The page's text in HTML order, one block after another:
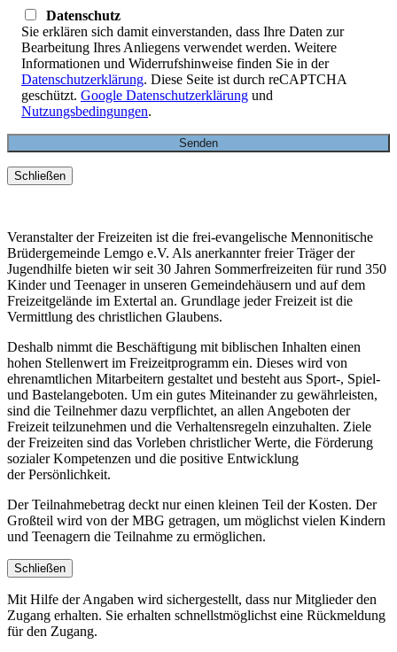
Datenschutz
Sie erklären sich damit einverstanden, dass Ihre Daten zur
Bearbeitung Ihres Anliegens verwendet werden. Weitere
Informationen und Widerrufshinweise finden Sie in der
Datenschutzerklärung. Diese Seite ist durch reCAPTCHA
geschützt. Google Datenschutzerklärung und
Nutzungsbedingungen.
Schließen
Veranstalter der Freizeiten ist die frei-evangelische Mennonitische
Brüdergemeinde Lemgo e.V. Als anerkannter freier Träger der
Jugendhilfe bieten wir seit 30 Jahren Sommerfreizeiten für rund 350
Kinder und Teenager in unseren Gemeindehäusern und auf dem
Freizeitgelände im Extertal an. Grundlage jeder Freizeit ist die
Vermittlung des christlichen Glaubens.
Deshalb nimmt die Beschäftigung mit biblischen Inhalten einen
hohen Stellenwert im Freizeitprogramm ein. Dieses wird von
ehrenamtlichen Mitarbeitern gestaltet und besteht aus Sport-, Spiel-
und Bastelangeboten. Um ein gutes Miteinander zu gewährleisten,
sind die Teilnehmer dazu verpflichtet, an allen Angeboten der
Freizeit teilzunehmen und die Verhaltensregeln einzuhalten. Ziele
der Freizeiten sind das Vorleben christlicher Werte, die Förderung
sozialer Kompetenzen und die positive Entwicklung
der Persönlichkeit.
Der Teilnahmebetrag deckt nur einen kleinen Teil der Kosten. Der
Großteil wird von der MBG getragen, um möglichst vielen Kindern
und Teenagern die Teilnahme zu ermöglichen.
Schließen
Mit Hilfe der Angaben wird sichergestellt, dass nur Mitglieder den
Zugang erhalten. Sie erhalten schnellstmöglichst eine Rückmeldung
für den Zugang.